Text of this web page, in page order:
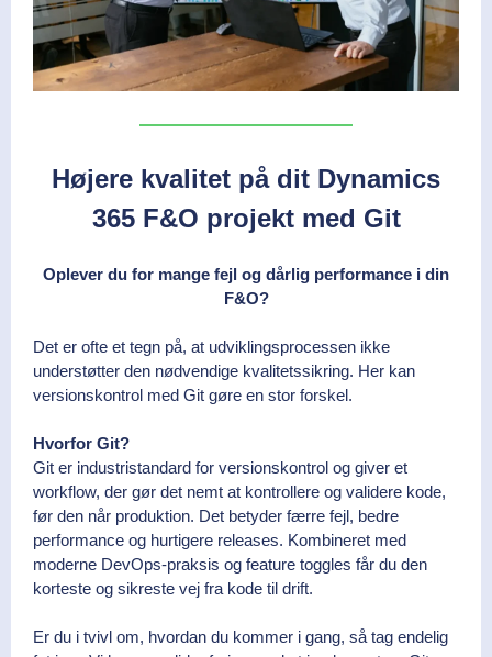
Højere kvalitet på dit Dynamics
365 F&O projekt med Git
Oplever du for mange fejl og dårlig performance i din
F&O?
Det er ofte et tegn på, at udviklingsprocessen ikke
understøtter den nødvendige kvalitetssikring. Her kan
versionskontrol med Git gøre en stor forskel.
Hvorfor Git?
Git er industristandard for versionskontrol og giver et
workflow, der gør det nemt at kontrollere og validere kode,
før den når produktion. Det betyder færre fejl, bedre
performance og hurtigere releases. Kombineret med
moderne DevOps-praksis og feature toggles får du den
korteste og sikreste vej fra kode til drift.
Er du i tvivl om, hvordan du kommer i gang, så tag endelig